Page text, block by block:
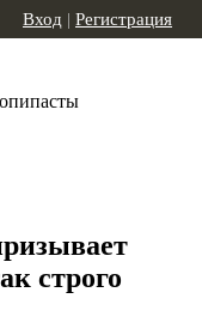
Вход | Регистрация
строго